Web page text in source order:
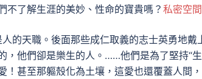
不了解生涯的美妙、性命的寶貴嗎？私密空間
人的天職。後面那些成仁取義的志士英勇地
，他們卻是樂生的人。……他們是為了堅持“
！甚至那軀殼化為土壤，這愛也還覆蓋人間